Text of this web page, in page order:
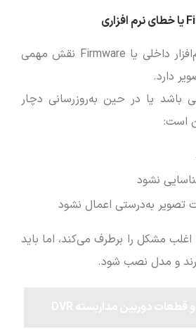
در دوربین‌های IP، نرم‌افزار داخلی یا Firmware نقش مهمی
دارد.
باشد یا در حین به‌روزرسانی دچار
است:
نشود
تصویر به‌درستی اعمال نشود
به‌روزرسانی Firmware اغلب مشکل را برطرف می‌کند، اما باید
و مدل نصب شود.